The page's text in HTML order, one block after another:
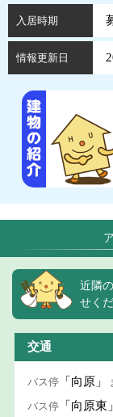
入居時期
情報更新日
近隣
せく
交通
バス停 「向原」
バス停 「向原東」